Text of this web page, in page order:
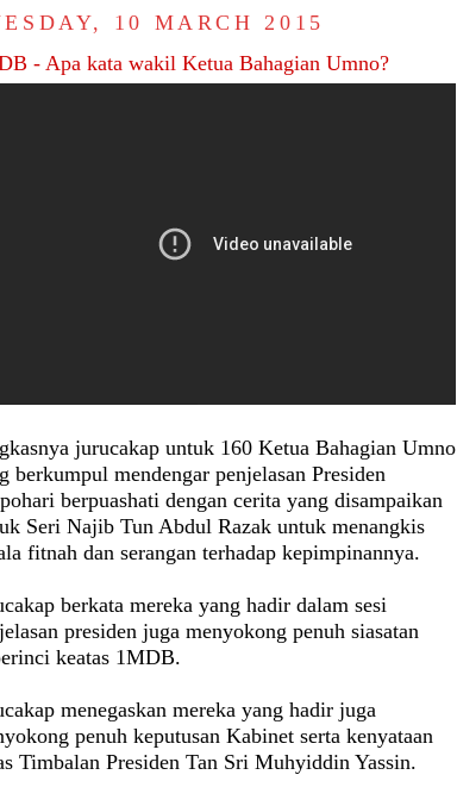
10 MARCH 2015
- Apa kata wakil Ketua Bahagian Umno?
jurucakap untuk 160 Ketua Bahagian Umno
berkumpul mendengar penjelasan Presiden
berpuashati dengan cerita yang disampaikan
Seri Najib Tun Abdul Razak untuk menangkis
fitnah dan serangan terhadap kepimpinannya.
berkata mereka yang hadir dalam sesi
presiden juga menyokong penuh siasatan
keatas 1MDB.
menegaskan mereka yang hadir juga
penuh keputusan Kabinet serta kenyataan
Timbalan Presiden Tan Sri Muhyiddin Yassin.